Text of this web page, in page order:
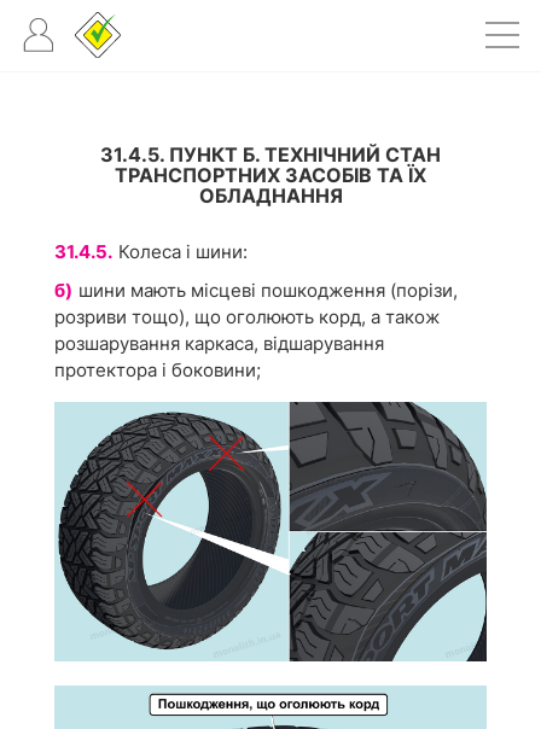
31.4.5. ПУНКТ Б. ТЕХНІЧНИЙ СТАН
ТРАНСПОРТНИХ ЗАСОБІВ ТА ЇХ
ОБЛАДНАННЯ
31.4.5. Колеса і шини:
б) шини мають місцеві пошкодження (порізи,
розриви тощо), що оголюють корд, а також
розшарування каркаса, відшарування
протектора і боковини;